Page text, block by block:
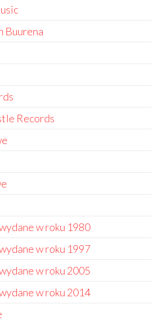
Buurena
Records
w roku 1980
w roku 1997
w roku 2005
w roku 2014